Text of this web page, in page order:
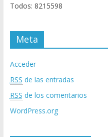
Todos: 8215598
Meta
Acceder
RSS de las entradas
RSS de los comentarios
WordPress.org